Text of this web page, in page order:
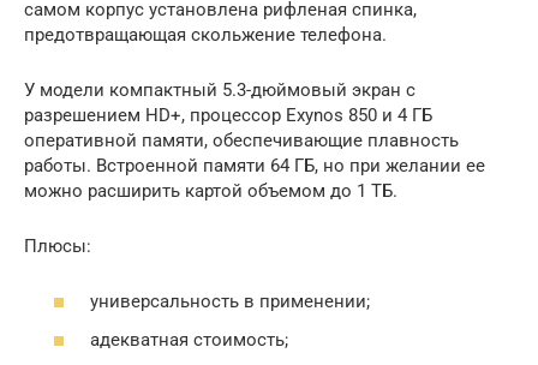
самом корпус установлена рифленая спинка,
предотвращающая скольжение телефона.
У модели компактный 5.3-дюймовый экран с
разрешением HD+, процессор Exynos 850 и 4 ГБ
оперативной памяти, обеспечивающие плавность
работы. Встроенной памяти 64 ГБ, но при желании ее
можно расширить картой объемом до 1 ТБ.
Плюсы:
универсальность в применении;
адекватная стоимость;